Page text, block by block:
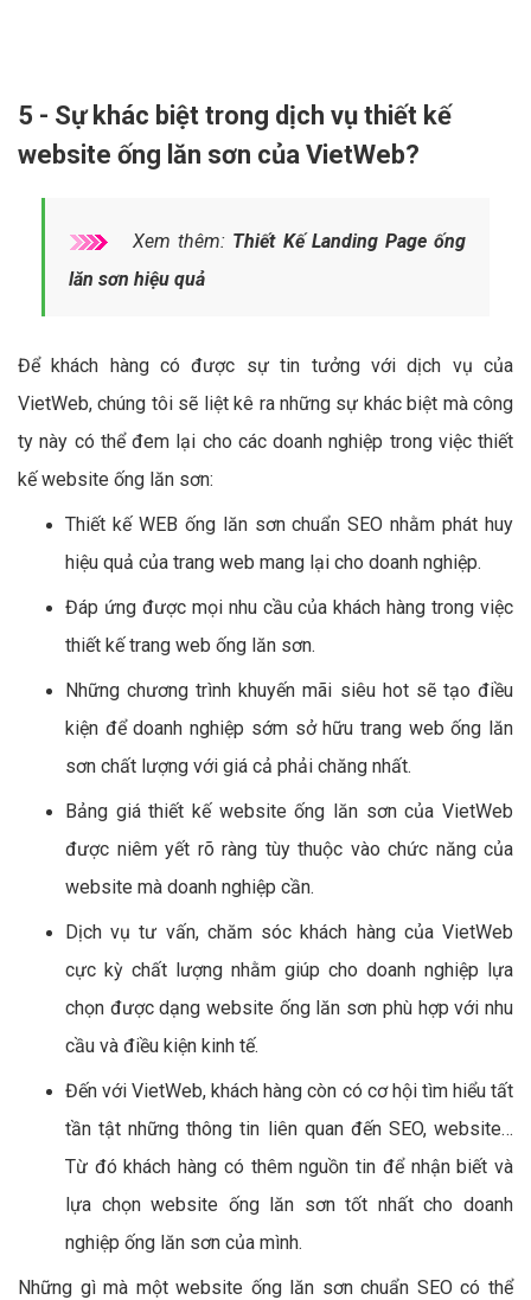
5 - Sự khác biệt trong dịch vụ thiết kế
website ống lăn sơn của VietWeb?
Xem thêm: Thiết Kế Landing Page ống
lăn sơn hiệu quả
Để khách hàng có được sự tin tưởng với dịch vụ của
VietWeb, chúng tôi sẽ liệt kê ra những sự khác biệt mà công
ty này có thể đem lại cho các doanh nghiệp trong việc thiết
kế website ống lăn sơn:
Thiết kế WEB ống lăn sơn chuẩn SEO nhằm phát huy
hiệu quả của trang web mang lại cho doanh nghiệp.
Đáp ứng được mọi nhu cầu của khách hàng trong việc
thiết kế trang web ống lăn sơn.
Những chương trình khuyến mãi siêu hot sẽ tạo điều
kiện để doanh nghiệp sớm sở hữu trang web ống lăn
sơn chất lượng với giá cả phải chăng nhất.
Bảng giá thiết kế website ống lăn sơn của VietWeb
được niêm yết rõ ràng tùy thuộc vào chức năng của
website mà doanh nghiệp cần.
Dịch vụ tư vấn, chăm sóc khách hàng của VietWeb
cực kỳ chất lượng nhằm giúp cho doanh nghiệp lựa
chọn được dạng website ống lăn sơn phù hợp với nhu
cầu và điều kiện kinh tế.
Đến với VietWeb, khách hàng còn có cơ hội tìm hiểu tất
tần tật những thông tin liên quan đến SEO, website…
Từ đó khách hàng có thêm nguồn tin để nhận biết và
lựa chọn website ống lăn sơn tốt nhất cho doanh
nghiệp ống lăn sơn của mình.
Những gì mà một website ống lăn sơn chuẩn SEO có thể